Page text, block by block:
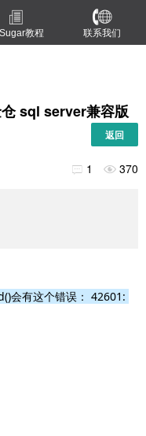
教程 联系我们
sql server兼容版
返回
 1  370
会有这个错误： 42601: